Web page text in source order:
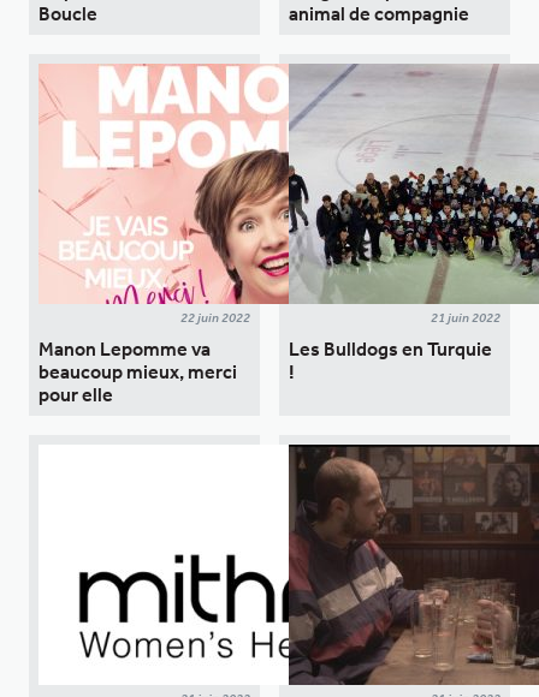
Boucle
animal de compagnie
22 juin 2022
Manon Lepomme va
beaucoup mieux, merci
pour elle
21 juin 2022
Les Bulldogs en Turquie
!